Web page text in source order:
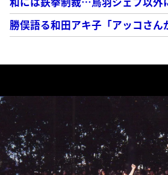
勝俣語る和田アキ子「アッコさん